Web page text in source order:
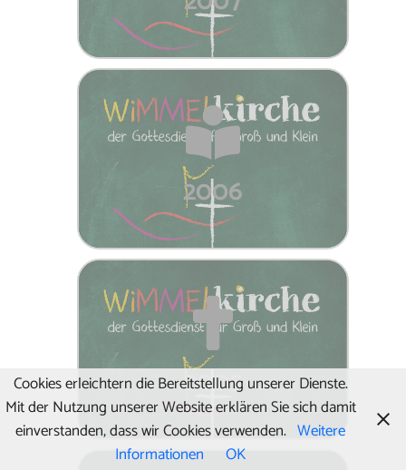
2006
2005
Cookies erleichtern die Bereitstellung unserer Dienste.
Mit der Nutzung unserer Website erklären Sie sich damit
einverstanden, dass wir Cookies verwenden. Weitere
Informationen
OK